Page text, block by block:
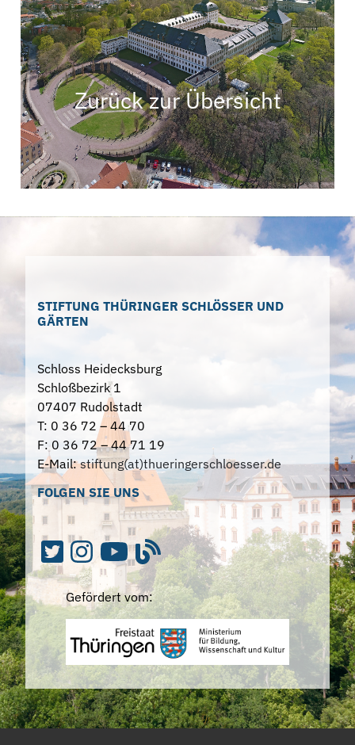
Zurück zur Übersicht
STIFTUNG THÜRINGER SCHLÖSSER UND
GÄRTEN
Schloss Heidecksburg
Schloßbezirk 1
07407 Rudolstadt
T: 0 36 72 – 44 70
F: 0 36 72 – 44 71 19
E-Mail:stiftung(at)thueringerschloesser.de
FOLGEN SIE UNS
Gefördert vom: